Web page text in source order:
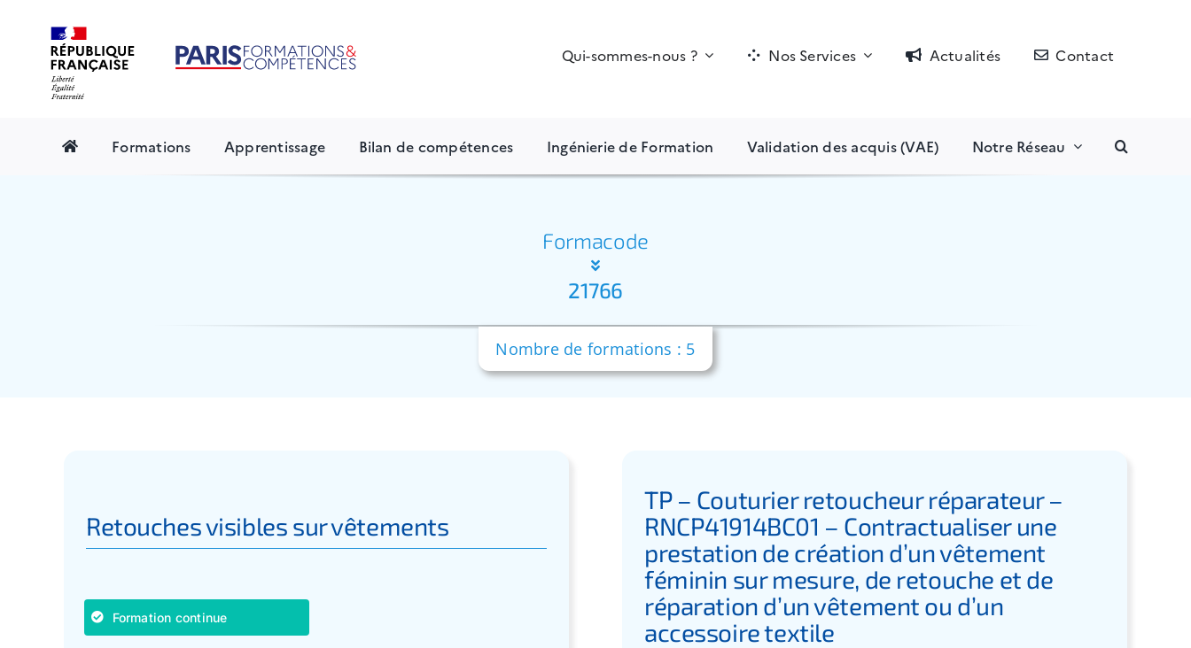
content
Qui-sommes-nous ? Nos Services Actualités Contact
Formations Apprentissage Bilan de compétences Ingénierie de Formation Validation des acquis (VAE) Notre Réseau
Formacode
21766
Nombre de formations : 5
Retouches visibles sur vêtements
Formation continue
TP – Couturier retoucheur réparateur –
RNCP41914BC01 – Contractualiser une
prestation de création d’un vêtement
féminin sur mesure, de retouche et de
réparation d’un vêtement ou d’un
accessoire textile